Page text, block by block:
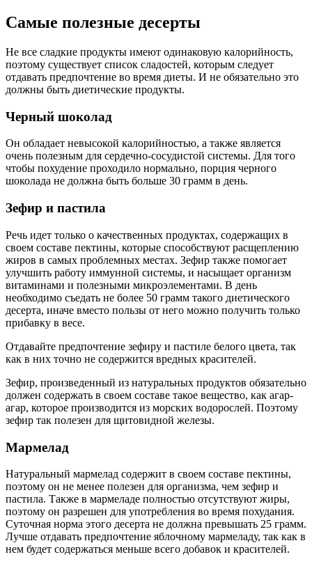
Самые полезные десерты
Не все сладкие продукты имеют одинаковую калорийность,
поэтому существует список сладостей, которым следует
отдавать предпочтение во время диеты. И не обязательно это
должны быть диетические продукты.
Черный шоколад
Он обладает невысокой калорийностью, а также является
очень полезным для сердечно-сосудистой системы. Для того
чтобы похудение проходило нормально, порция черного
шоколада не должна быть больше 30 грамм в день.
Зефир и пастила
Речь идет только о качественных продуктах, содержащих в
своем составе пектины, которые способствуют расщеплению
жиров в самых проблемных местах. Зефир также помогает
улучшить работу иммунной системы, и насыщает организм
витаминами и полезными микроэлементами. В день
необходимо съедать не более 50 грамм такого диетического
десерта, иначе вместо пользы от него можно получить только
прибавку в весе.
Отдавайте предпочтение зефиру и пастиле белого цвета, так
как в них точно не содержится вредных красителей.
Зефир, произведенный из натуральных продуктов обязательно
должен содержать в своем составе такое вещество, как агар-
агар, которое производится из морских водорослей. Поэтому
зефир так полезен для щитовидной железы.
Мармелад
Натуральный мармелад содержит в своем составе пектины,
поэтому он не менее полезен для организма, чем зефир и
пастила. Также в мармеладе полностью отсутствуют жиры,
поэтому он разрешен для употребления во время похудания.
Суточная норма этого десерта не должна превышать 25 грамм.
Лучше отдавать предпочтение яблочному мармеладу, так как в
нем будет содержаться меньше всего добавок и красителей.